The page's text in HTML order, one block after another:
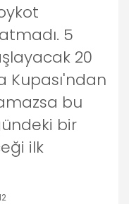
5
20
Kupası'ndan
bu
bir
ilk